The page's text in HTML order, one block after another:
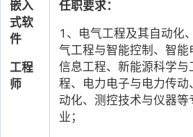
嵌入
式软
件
工程
师
任职要求：
1、电气工程及其自动化
气工程与智能控制、智能
信息工程、新能源科学与
程、电力电子与电力传动
动化、测控技术与仪器等
业；